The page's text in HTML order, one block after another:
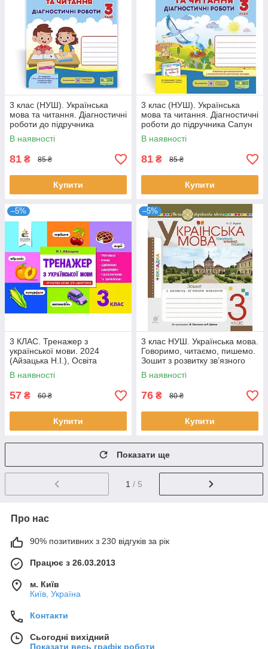
3 клас (НУШ). Українська
мова та читання. Діагностичні
роботи до підручника
Большакової (Придаток О.,
Кравцова
В наявності
81 ₴ 85 ₴
Купити
3 клас (НУШ). Українська
мова та читання. Діагностичні
роботи до підручника Сапун
(Сапун Г.), Підручники і
В наявності
81 ₴ 85 ₴
Купити
–5%
3 КЛАС. Тренажер з
української мови. 2024
(Айзацька Н.І.), Освіта
В наявності
57 ₴ 60 ₴
Купити
–5%
3 клас НУШ. Українська мова.
Говоримо, читаємо, пишемо.
Зошит з розвитку зв’язного
мовлення. (Будна Наталя
В наявності
76 ₴ 80 ₴
Купити
Показати ще
1 / 5
Про нас
90% позитивних з 230 відгуків за рік
Працює з 26.03.2013
м. Київ
Київ, Україна
Контакти
Сьогодні вихідний
Показати весь графік роботи